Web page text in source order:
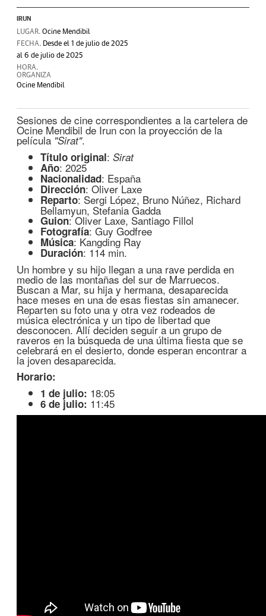
IRUN
LUGAR. Ocine Mendibil
FECHA. Desde el 1 de julio de 2025
al 6 de julio de 2025
HORA.
ORGANIZA
Ocine Mendibil
Sesiones de cine correspondientes a la cartelera de
Ocine Mendibil de Irun con la proyección de la
película "Sirat".
Título original: Sirat
Año: 2025
Nacionalidad: España
Dirección: Oliver Laxe
Reparto: Sergi López, Bruno Núñez, Richard
Bellamyun, Stefania Gadda
Guion: Oliver Laxe, Santiago Fillol
Fotografía: Guy Godfree
Música: Kangding Ray
Duración: 114 min.
Un hombre y su hijo llegan a una rave perdida en
medio de las montañas del sur de Marruecos.
Buscan a Mar, su hija y hermana, desaparecida
hace meses en una de esas fiestas sin amanecer.
Reparten su foto una y otra vez rodeados de
música electrónica y un tipo de libertad que
desconocen. Allí deciden seguir a un grupo de
raveros en la búsqueda de una última fiesta que se
celebrará en el desierto, donde esperan encontrar a
la joven desaparecida.
Horario:
1 de julio: 18:05
6 de julio: 11:45